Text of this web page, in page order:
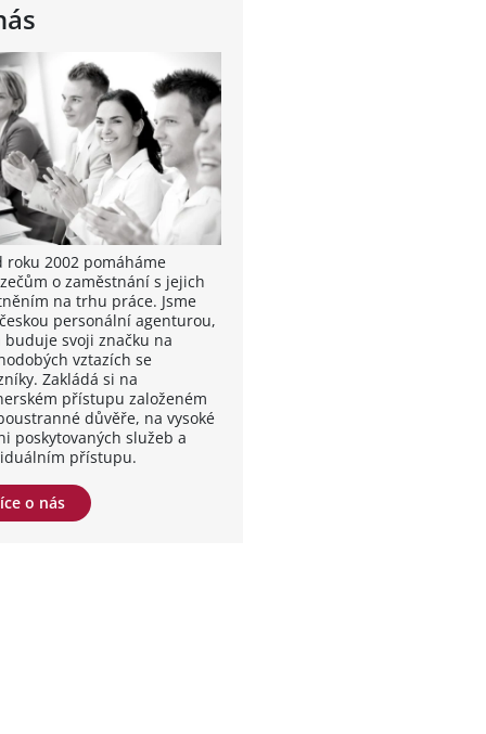
roku 2002 pomáháme
o zaměstnání s jejich
na trhu práce. Jsme
personální agenturou,
buduje svoji značku na
vztazích se
Zakládá si na
přístupu založeném
důvěře, na vysoké
poskytovaných služeb a
přístupu.
o nás